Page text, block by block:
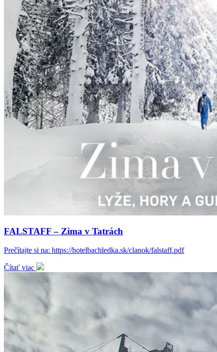
FALSTAFF – Zima v Tatrách
Prečítajte si na: https://hotelbachledka.sk/clanok/falstaff.pdf
Čítať viac